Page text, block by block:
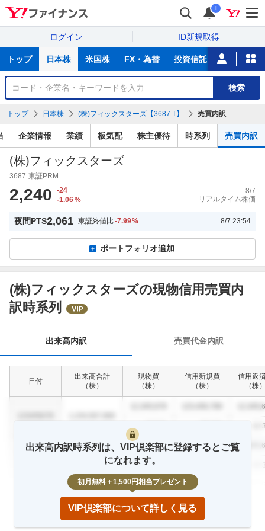
i
ログイン ID新規取得
サ
トップ 日本株 米国株 FX・為替 投資信託 ニュース
銘
検
検索
トップ 日本株 (株)フィックスターズ【3687.T】 売買内訳
企業情報 業績 板気配 株主優待 時系列 売買内訳
(株)フィックスターズ
3687 東証PRM
2,240
-24
-1.06%
8/7
リアルタイム株価
夜間PTS2,061 東証終値比-7.99% 8/7 23:54
ポートフォリオ追加
(株)フィックスターズの現物信用売買内
訳時系列
来
訳
出来高内訳 売買代金内訳
日付
出来高合計
（株）
現物買
（株）
信用新規買
（株）
信用返
（株
1,234,567,890
12,345,678 123,456,789
12.3
12,345,678 123,456,789
12.3 %
出来高内訳時系列は、VIP倶楽部に登録するとご覧
になれます。
初月無料＋1,500円相当プレゼント
VIP倶楽部について詳しく見る